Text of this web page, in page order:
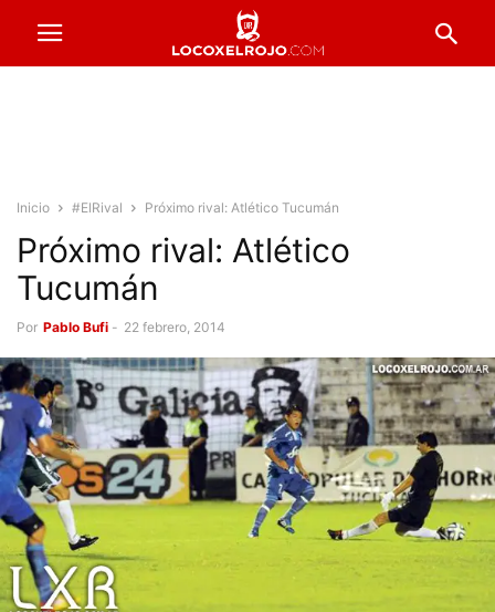
Inicio #ElRival Próximo rival: Atlético Tucumán
Próximo rival: Atlético
Tucumán
Por Pablo Bufi - 22 febrero, 2014